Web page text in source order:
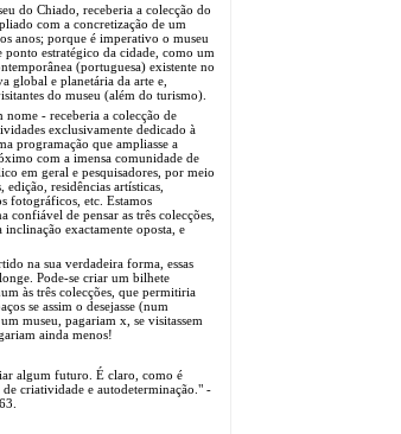
do Chiado, receberia a colecção do
com a concretização de um
anos; porque é imperativo o museu
estratégico da cidade, como um
(portuguesa) existente no
global e planetária da arte e,
do museu (além do turismo).
nome - receberia a colecção de
exclusivamente dedicado à
programação que ampliasse a
com a imensa comunidade de
em geral e pesquisadores, por meio
residências artísticas,
fotográficos, etc. Estamos
de pensar as três colecções,
exactamente oposta, e
na sua verdadeira forma, essas
Pode-se criar um bilhete
às três colecções, que permitiria
se assim o desejasse (num
museu, pagariam x, se visitassem
ainda menos!
algum futuro. É claro, como é
criatividade e autodeterminação." -